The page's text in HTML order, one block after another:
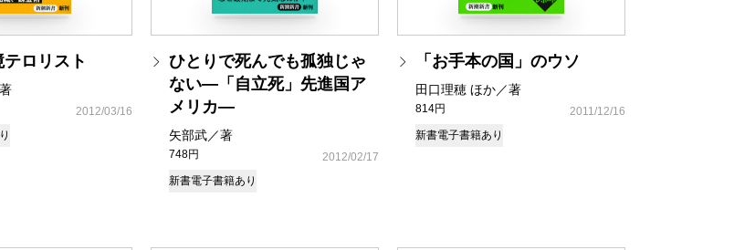
ロリスト
2012/03/16
ひとりで死んでも孤独じゃ
ない―「自立死」先進国ア
メリカ―
矢部武／著
748円
2012/02/17
新書電子書籍あり
「お手本の国」のウソ
田口理穂 ほか／著
814円
2011/12/16
新書電子書籍あり